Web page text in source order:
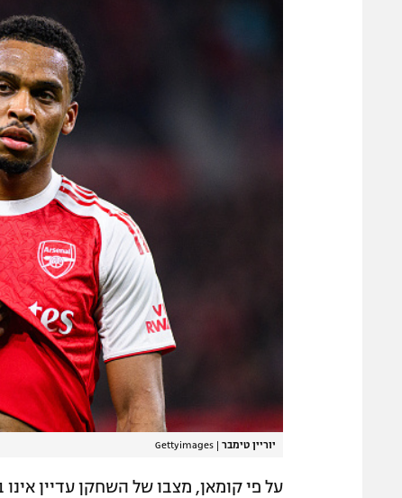
יוריין טימבר |
Gettyimages
על פי קומאן, מצבו של השחקן עדיין